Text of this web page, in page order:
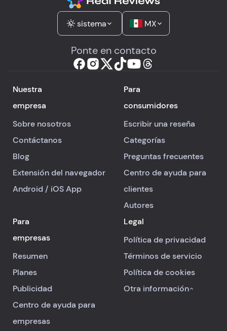
sistema MX
Ponte en contacto
Nuestra
empresa
Sobre nosotros
Contáctanos
Blog
Extensión del navegador
Android / iOSApp
Para
consumidores
Escribir una reseña
Categorías
Preguntas frecuentes
Centro de ayuda para
clientes
Autores
Para
empresas
Resumen
Planes
Publicidad
Centro de ayuda para
empresas
Legal
Política de privacidad
Términos de servicio
Política de cookies
Otra información